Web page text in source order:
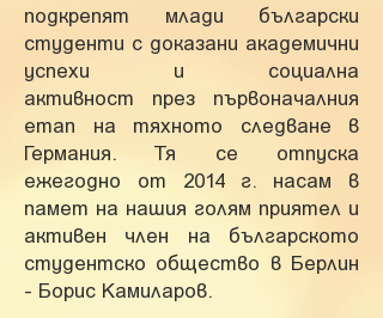
подкрепят млади български
студенти с доказани академични
успехи и социална
активност през първоначалния
етап на тяхното следване в
Германия. Тя се отпуска
ежегодно от 2014 г. насам в
памет на нашия голям приятел и
активен член на българското
студентско общество в Берлин
- Борис Камиларов.